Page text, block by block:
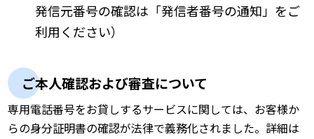
発信元番号の確認は「発信者番号の通知」をご
利用ください）
ご本人確認および審査について
専用電話番号をお貸しするサービスに関しては、お客様か
らの身分証明書の確認が法律で義務化されました。詳細は